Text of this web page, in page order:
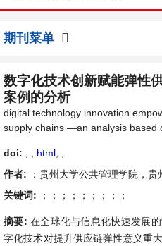
期刊菜单
数字化技术创新赋能弹
案例的分析
digital technology innovation
supply chains —an analysis based
doi: html
作者:
：贵州大学公共管理学院，贵
关键词:
；；；；；；；；；
摘要: 在全球化与信息化快速发展
字化技术对提升供应链弹性意义重